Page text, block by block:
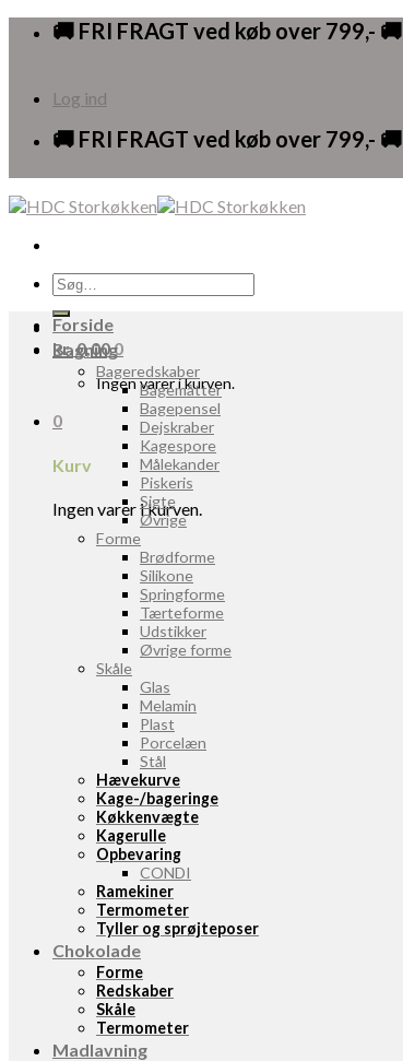
Skip
🚚 FRI FRAGT ved køb over 799,- 🚚
Log ind
🚚 FRI FRAGT ved køb over 799,- 🚚
Søg
efter:
kr.0,000
Ingen varer i kurven.
0
Kurv
Ingen varer i kurven.
Forside
Bagning
Bageredskaber
Bagemåtter
Bagepensel
Dejskraber
Kagespore
Målekander
Piskeris
Sigte
Øvrige
Forme
Brødforme
Silikone
Springforme
Tærteforme
Udstikker
Øvrige forme
Skåle
Glas
Melamin
Plast
Porcelæn
Stål
Hævekurve
Kage-/bageringe
Køkkenvægte
Kagerulle
Opbevaring
CONDI
Ramekiner
Termometer
Tyller og sprøjteposer
Chokolade
Forme
Redskaber
Skåle
Termometer
Madlavning